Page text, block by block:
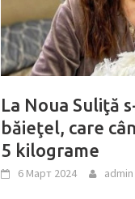
La Noua Suliţă
băieţel, care
5 kilograme
6 Март 2024 admin